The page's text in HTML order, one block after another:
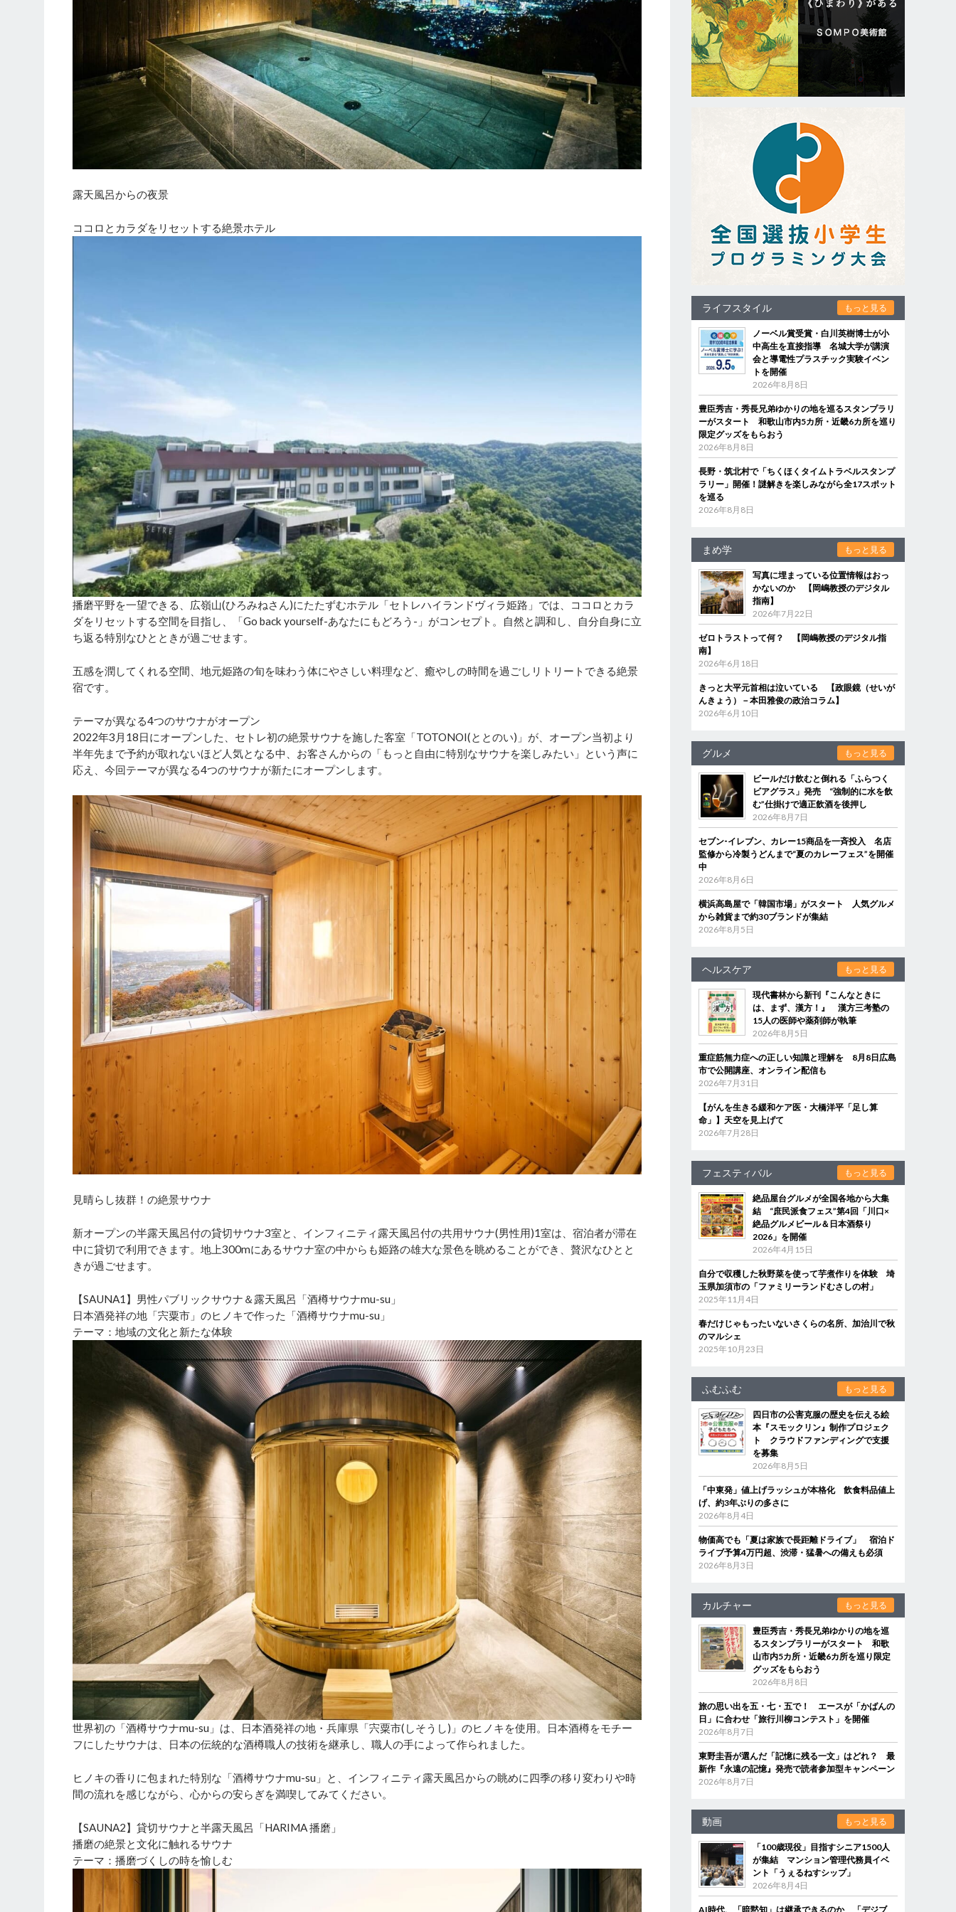
露天風呂からの夜景
ココロとカラダをリセットする絶景ホテル
播磨平野を一望できる、広嶺山(ひろみねさん)にたたずむホテル「セトレハイランドヴィラ姫路」では、ココロとカラ
ダをリセットする空間を目指し、「Go back yourself-あなたにもどろう-」がコンセプト。自然と調和し、自分自身に立
ち返る特別なひとときが過ごせます。
五感を潤してくれる空間、地元姫路の旬を味わう体にやさしい料理など、癒やしの時間を過ごしリトリートできる絶景
宿です。
テーマが異なる4つのサウナがオープン
2022年3月18日にオープンした、セトレ初の絶景サウナを施した客室「TOTONOI(ととのい)」が、オープン当初より
半年先まで予約が取れないほど人気となる中、お客さんからの「もっと自由に特別なサウナを楽しみたい」という声に
応え、今回テーマが異なる4つのサウナが新たにオープンします。
見晴らし抜群！の絶景サウナ
新オープンの半露天風呂付の貸切サウナ3室と、インフィニティ露天風呂付の共用サウナ(男性用)1室は、宿泊者が滞在
中に貸切で利用できます。地上300mにあるサウナ室の中からも姫路の雄大な景色を眺めることができ、贅沢なひとと
きが過ごせます。
【SAUNA1】男性パブリックサウナ＆露天風呂「酒樽サウナmu-su」
日本酒発祥の地「宍粟市」のヒノキで作った「酒樽サウナmu-su」
テーマ：地域の文化と新たな体験
世界初の「酒樽サウナmu-su」は、日本酒発祥の地・兵庫県「宍粟市(しそうし)」のヒノキを使用。日本酒樽をモチー
フにしたサウナは、日本の伝統的な酒樽職人の技術を継承し、職人の手によって作られました。
ヒノキの香りに包まれた特別な「酒樽サウナmu-su」と、インフィニティ露天風呂からの眺めに四季の移り変わりや時
間の流れを感じながら、心からの安らぎを満喫してみてください。
【SAUNA2】貸切サウナと半露天風呂「HARIMA 播磨」
播磨の絶景と文化に触れるサウナ
テーマ：播磨づくしの時を愉しむ
ライフスタイル もっと見る
ノーベル賞受賞・白川英樹博士が小
中高生を直接指導 名城大学が講演
会と導電性プラスチック実験イベン
トを開催
2026年8月8日
豊臣秀吉・秀長兄弟ゆかりの地を巡るスタンプラリ
ーがスタート 和歌山市内5カ所・近畿6カ所を巡り
限定グッズをもらおう
2026年8月8日
長野・筑北村で「ちくほくタイムトラベルスタンプ
ラリー」開催！謎解きを楽しみながら全17スポット
を巡る
2026年8月8日
まめ学 もっと見る
写真に埋まっている位置情報はおっ
かないのか 【岡嶋教授のデジタル
指南】
2026年7月22日
ゼロトラストって何？ 【岡嶋教授のデジタル指
南】
2026年6月18日
きっと大平元首相は泣いている 【政眼鏡（せいが
んきょう）－本田雅俊の政治コラム】
2026年6月10日
グルメ もっと見る
ビールだけ飲むと倒れる「ふらつく
ビアグラス」発売 “強制的に水を飲
む”仕掛けで適正飲酒を後押し
2026年8月7日
セブン‐イレブン、カレー15商品を一斉投入 名店
監修から冷製うどんまで“夏のカレーフェス”を開催
中
2026年8月6日
横浜高島屋で「韓国市場」がスタート 人気グルメ
から雑貨まで約30ブランドが集結
2026年8月5日
ヘルスケア もっと見る
現代書林から新刊『こんなときに
は、まず、漢方！』 漢方三考塾の
15人の医師や薬剤師が執筆
2026年8月5日
重症筋無力症への正しい知識と理解を 8月8日広島
市で公開講座、オンライン配信も
2026年7月31日
【がんを生きる緩和ケア医・大橋洋平「足し算
命」】天空を見上げて
2026年7月28日
フェスティバル もっと見る
絶品屋台グルメが全国各地から大集
結 “庶民派食フェス”第4回「川口×
絶品グルメビール＆日本酒祭り
2026」を開催
2026年4月15日
自分で収穫した秋野菜を使って芋煮作りを体験 埼
玉県加須市の「ファミリーランドむさしの村」
2025年11月4日
春だけじゃもったいないさくらの名所、加治川で秋
のマルシェ
2025年10月23日
ふむふむ もっと見る
四日市の公害克服の歴史を伝える絵
本『スモックリン』制作プロジェク
ト クラウドファンディングで支援
を募集
2026年8月5日
「中東発」値上げラッシュが本格化 飲食料品値上
げ、約3年ぶりの多さに
2026年8月4日
物価高でも「夏は家族で長距離ドライブ」 宿泊ド
ライブ予算4万円超、渋滞・猛暑への備えも必須
2026年8月3日
カルチャー もっと見る
豊臣秀吉・秀長兄弟ゆかりの地を巡
るスタンプラリーがスタート 和歌
山市内5カ所・近畿6カ所を巡り限定
グッズをもらおう
2026年8月8日
旅の思い出を五・七・五で！ エースが「かばんの
日」に合わせ「旅行川柳コンテスト」を開催
2026年8月7日
東野圭吾が選んだ「記憶に残る一文」はどれ？ 最
新作『永遠の記憶』発売で読者参加型キャンペーン
2026年8月7日
動画 もっと見る
「100歳現役」目指すシニア1500人
が集結 マンション管理代務員イベ
ント「うぇるねすシップ」
2026年8月4日
AI時代、「暗黙知」は継承できるのか 「デジブ